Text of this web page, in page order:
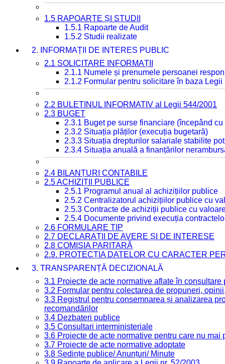
1.5 RAPOARTE ȘI STUDII
1.5.1 Rapoarte de Audit
1.5.2 Studii realizate
2. INFORMAȚII DE INTERES PUBLIC
2.1 SOLICITARE INFORMAȚII
2.1.1 Numele și prenumele persoanei
2.1.2 Formular pentru solicitare în baza Legii
2.2 BULETINUL INFORMATIV al Legii 544/2001
2.3 BUGET
2.3.1 Buget pe surse financiare (începând
2.3.2 Situația plăților (execuția bugetară)
2.3.3 Situația drepturilor salariale stabilite
2.3.4 Situația anuală a finanțărilor
2.4 BILANȚURI CONTABILE
2.5 ACHIZIȚII PUBLICE
2.5.1 Programul anual al achizițiilor publice
2.5.2 Centralizatorul achizițiilor publice cu
2.5.3 Contracte de achiziții publice cu
2.5.4 Documente privind execuția
2.6 FORMULARE TIP
2.7 DECLARAȚII DE AVERE ȘI DE INTERESE
2.8 COMISIA PARITARĂ
2.9. PROTECȚIA DATELOR CU CARACTER
3. TRANSPARENȚĂ DECIZIONALĂ
3.1 Proiecte de acte normative aflate în consultare
3.2 Formular pentru colectarea de propuneri,
3.3 Registrul pentru consemnarea și analizarea
recomandărilor
3.4 Dezbateri publice
3.5 Consultari interministeriale
3.6 Proiecte de acte normative pentru care nu mai
3.7 Proiecte de acte normative adoptate
3.8 Ședințe publice/ Anunțuri/ Minute